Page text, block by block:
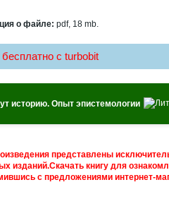
о файле: pdf, 18 mb.
c turbobit
историю. Опыт эпистемологии
представлены
изданий.Скачать книгу для
с предложениями интернет-